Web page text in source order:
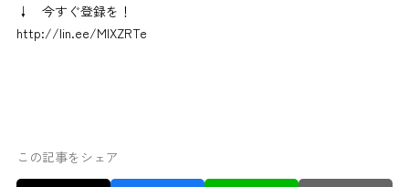
↓ 今すぐ登録を！
http://lin.ee/MIXZRTe
この記事をシェア